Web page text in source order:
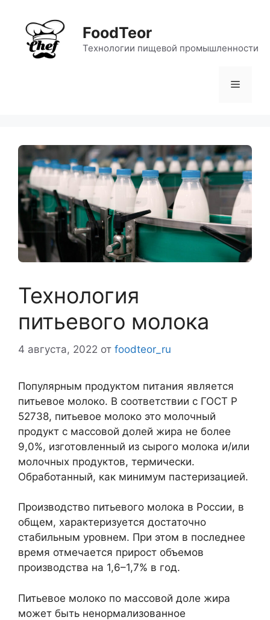
содержимому
FoodTeor
Технологии пищевой промышленности
Меню
Технология
питьевого молока
4 августа, 2022 от foodteor_ru
Популярным продуктом питания является
питьевое молоко. В соответствии с ГОСТ Р
52738, питьевое молоко это молочный
продукт c массовой долей жира не более
9,0%, изготовленный из сырого молока и/или
молочных продуктов, термически.
Обработанный, как минимум пастеризацией.
Производство питьевого молока в России, в
общем, характеризуется достаточно
стабильным уровнем. При этом в последнее
время отмечается прирост объемов
производства на 1,6–1,7% в год.
Питьевое молоко по массовой доле жира
может быть ненормализованное